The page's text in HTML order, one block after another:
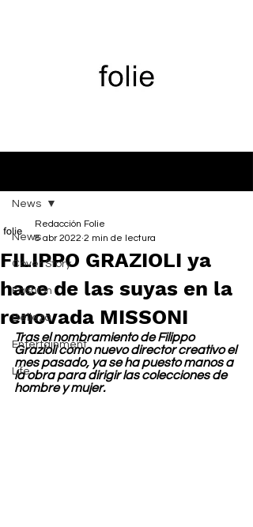
News
Cover Story
Fashion
Belleza
Entertainment
Life
News
FILIPPO GRAZIOLI ya
hace de las suyas en la
renovada MISSONI
Redacción Folie
8 abr 2022 2 min de lectura
Tras el nombramiento de Filippo
Grazioli como nuevo director creativo el
mes pasado, ya se ha puesto manos a
la obra para dirigir las colecciones de
hombre y mujer.